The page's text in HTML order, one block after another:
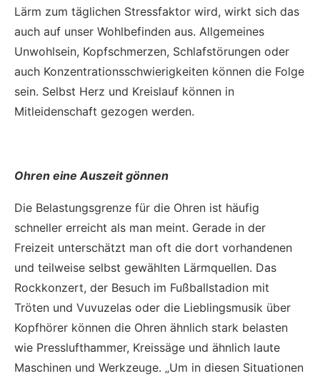
Lärm zum täglichen Stressfaktor wird, wirkt sich das
auch auf unser Wohlbefinden aus. Allgemeines
Unwohlsein, Kopfschmerzen, Schlafstörungen oder
auch Konzentrationsschwierigkeiten können die Folge
sein. Selbst Herz und Kreislauf können in
Mitleidenschaft gezogen werden.
Ohren eine Auszeit gönnen
Die Belastungsgrenze für die Ohren ist häufig
schneller erreicht als man meint. Gerade in der
Freizeit unterschätzt man oft die dort vorhandenen
und teilweise selbst gewählten Lärmquellen. Das
Rockkonzert, der Besuch im Fußballstadion mit
Tröten und Vuvuzelas oder die Lieblingsmusik über
Kopfhörer können die Ohren ähnlich stark belasten
wie Presslufthammer, Kreissäge und ähnlich laute
Maschinen und Werkzeuge. „Um in diesen Situationen